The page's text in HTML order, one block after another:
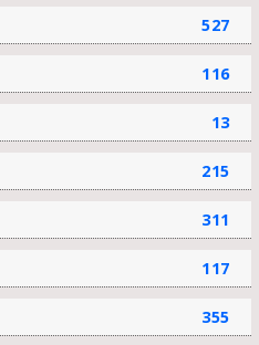
527
116
13
215
311
117
355